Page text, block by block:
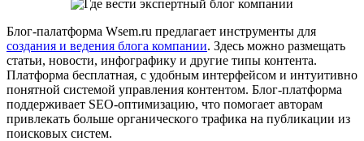
Блог-палатформа Wsem.ru предлагает инструменты для
создания и ведения блога компании. Здесь можно размещать
статьи, новости, инфографику и другие типы контента.
Платформа бесплатная, с удобным интерфейсом и интуитивно
понятной системой управления контентом. Блог-платформа
поддерживает SEO-оптимизацию, что помогает авторам
привлекать больше органического трафика на публикации из
поисковых систем.